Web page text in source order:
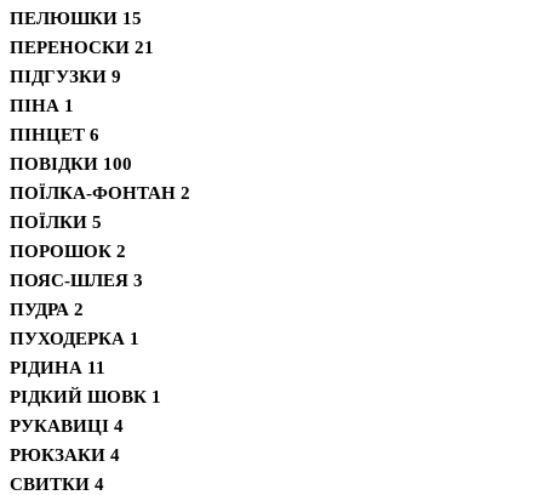
ПЕЛЮШКИ 15
ПЕРЕНОСКИ 21
ПІДГУЗКИ 9
ПІНА 1
ПІНЦЕТ 6
ПОВІДКИ 100
ПОЇЛКА-ФОНТАН 2
ПОЇЛКИ 5
ПОРОШОК 2
ПОЯС-ШЛЕЯ 3
ПУДРА 2
ПУХОДЕРКА 1
РІДИНА 11
РІДКИЙ ШОВК 1
РУКАВИЦІ 4
РЮКЗАКИ 4
СВИТКИ 4